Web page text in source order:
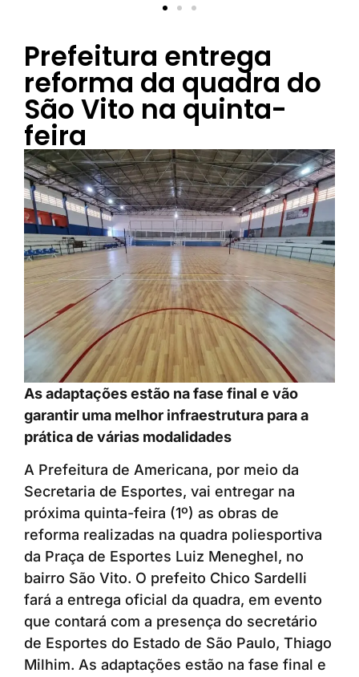
Prefeitura entrega
reforma da quadra do
São Vito na quinta-
feira
As adaptações estão na fase final e vão
garantir uma melhor infraestrutura para a
prática de várias modalidades
A Prefeitura de Americana, por meio da
Secretaria de Esportes, vai entregar na
próxima quinta-feira (1º) as obras de
reforma realizadas na quadra poliesportiva
da Praça de Esportes Luiz Meneghel, no
bairro São Vito. O prefeito Chico Sardelli
fará a entrega oficial da quadra, em evento
que contará com a presença do secretário
de Esportes do Estado de São Paulo, Thiago
Milhim. As adaptações estão na fase final e